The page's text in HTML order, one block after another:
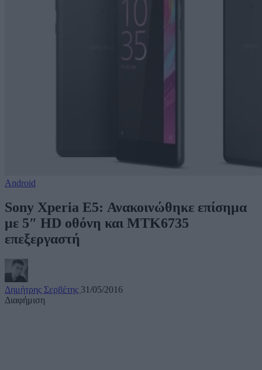
Android
Sony Xperia E5: Ανακοινώθηκε επίσημα
με 5″ HD οθόνη και MTK6735
επεξεργαστή
Δημήτρης Σερβέτης 31/05/2016
Διαφήμιση